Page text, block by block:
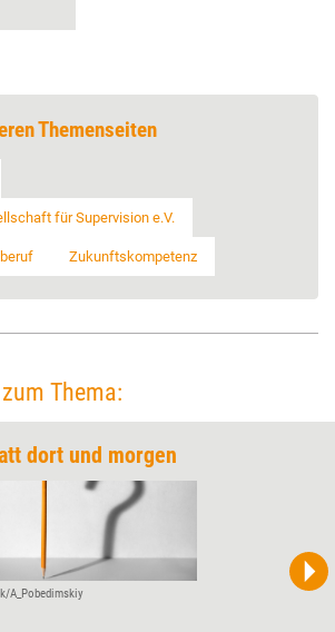
Themenseiten
für Supervision e.V.
Zukunftskompetenz
Thema:
dort und morgen
A_Pobedimskiy